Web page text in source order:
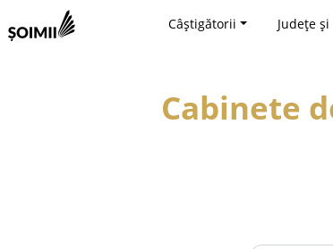
Câștigătorii Județe
Cabinete